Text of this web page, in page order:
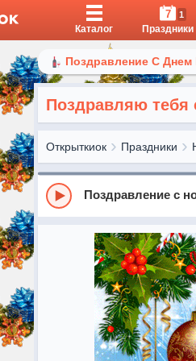
Каталог
7 1
Праздники
Поздравление С
Поздравляю
Открыткиок Праздники
Поздравление с